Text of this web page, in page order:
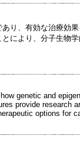
り、有効な治療効
により、分子生物
genetic and
provide research
options for